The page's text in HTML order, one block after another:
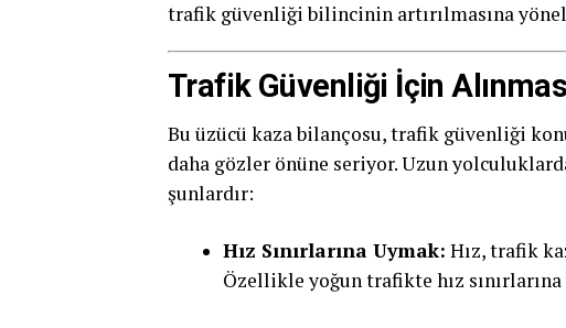
trafik güvenliği bilincinin artırılmasına
Trafik Güvenliği İçin
Bu üzücü kaza bilançosu, trafik güvenliği
daha gözler önüne seriyor. Uzun
şunlardır:
Hız Sınırlarına Uymak: Hız, trafik
Özellikle yoğun trafikte hız